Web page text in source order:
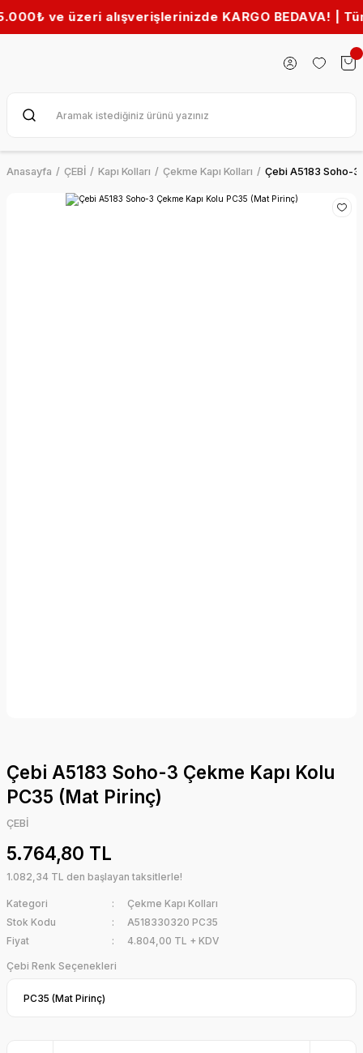
ve üzeri alışverişlerinizde KARGO BEDAVA! | Tüm
Anasayfa ÇEBİ Kapı Kolları Çekme Kapı Kolları Çebi A5183 Soho-3
Çebi A5183 Soho-3 Çekme Kapı Kolu
PC35 (Mat Pirinç)
ÇEBİ
5.764,80 TL
1.082,34 TL den başlayan taksitlerle!
Kategori
Çekme Kapı Kolları
Stok Kodu
A518330320 PC35
Fiyat
4.804,00 TL + KDV
Çebi Renk Seçenekleri